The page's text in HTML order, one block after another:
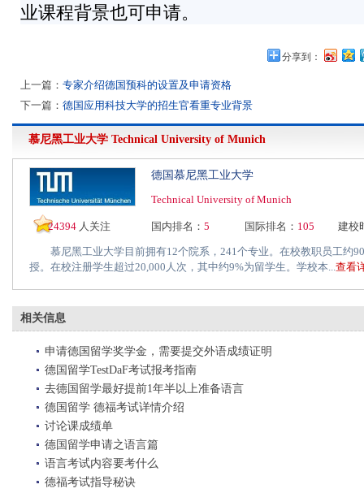
业课程背景也可申请。
分享到：
上一篇： 专家介绍德国预科的设置及申请资格
下一篇： 德国应用科技大学的招生官看重专业背景
慕尼黑工业大学 Technical University of Munich
德国慕尼黑工业大学
Technical University of Munich
24394 人关注 国内排名： 5 国际排名： 105 建校
慕尼黑工业大学目前拥有12个院系，241个专业。在校教职员工约
授。在校注册学生超过20,000人次，其中约9%为留学生。学校本...查看
相关信息
申请德国留学奖学金，需要提交外语成绩证明
德国留学TestDaF考试报考指南
去德国留学最好提前1年半以上准备语言
德国留学 德福考试详情介绍
讨论课成绩单
德国留学申请之语言篇
语言考试内容要考什么
德福考试指导秘诀